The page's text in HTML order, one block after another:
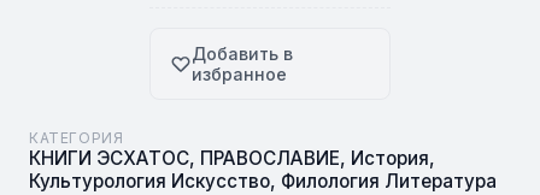
Добавить в
избранное
КАТЕГОРИЯ
КНИГИ ЭСХАТОС, ПРАВОСЛАВИЕ, История,
Культурология Искусство, Филология Литература